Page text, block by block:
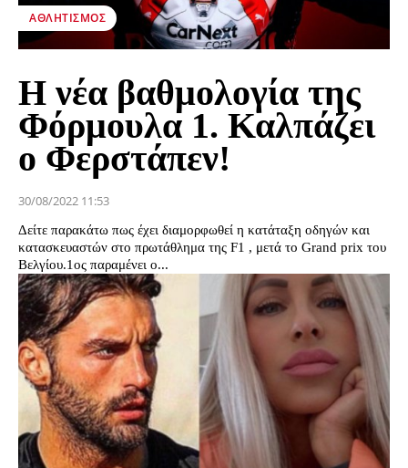
ΑΘΛΗΤΙΣΜΌΣ
Η νέα βαθμολογία της
Φόρμουλα 1. Καλπάζει
ο Φερστάπεν!
30/08/2022 11:53
Δείτε παρακάτω πως έχει διαμορφωθεί η κατάταξη οδηγών και
κατασκευαστών στο πρωτάθλημα της F1 , μετά το Grand prix του
Βελγίου.1ος παραμένει ο...